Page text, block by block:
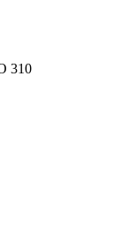
310